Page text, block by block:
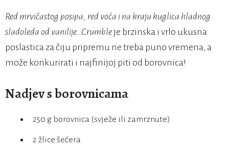
Red mrvičastog posipa, red voća i na kraju kuglica hladnog
sladoleda od vanilije…Crumbleje brzinska i vrlo ukusna
poslastica za čiju pripremu ne treba puno vremena, a
može konkurirati i najfinijoj piti od borovnica!
Nadjev s borovnicama
250 g borovnica (svježe ili zamrznute)
2 žlice šećera